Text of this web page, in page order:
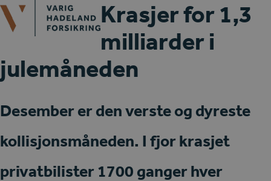
Skip
to
content
Open
mobile
menu
Close
mobile
menu
Krasjer for 1,3
milliarder i
julemåneden
Desember er den verste og dyreste
kollisjonsmåneden. I fjor krasjet
privatbilister 1700 ganger hver